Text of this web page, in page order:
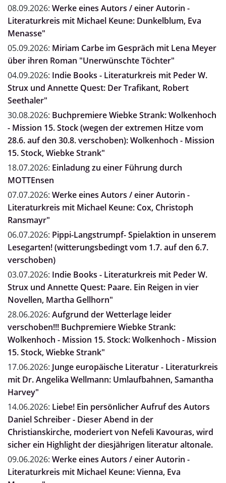
08.09.2026: Werke eines Autors / einer Autorin -
Literaturkreis mit Michael Keune: Dunkelblum, Eva
Menasse"
05.09.2026: Miriam Carbe im Gespräch mit Lena Meyer
über ihren Roman "Unerwünschte Töchter"
04.09.2026: Indie Books - Literaturkreis mit Peder W.
Strux und Annette Quest: Der Trafikant, Robert
Seethaler"
30.08.2026: Buchpremiere Wiebke Strank: Wolkenhoch
- Mission 15. Stock (wegen der extremen Hitze vom
28.6. auf den 30.8. verschoben): Wolkenhoch - Mission
15. Stock, Wiebke Strank"
18.07.2026: Einladung zu einer Führung durch
MOTTEnsen
07.07.2026: Werke eines Autors / einer Autorin -
Literaturkreis mit Michael Keune: Cox, Christoph
Ransmayr"
06.07.2026: Pippi-Langstrumpf- Spielaktion in unserem
Lesegarten! (witterungsbedingt vom 1.7. auf den 6.7.
verschoben)
03.07.2026: Indie Books - Literaturkreis mit Peder W.
Strux und Annette Quest: Paare. Ein Reigen in vier
Novellen, Martha Gellhorn"
28.06.2026: Aufgrund der Wetterlage leider
verschoben!!! Buchpremiere Wiebke Strank:
Wolkenhoch - Mission 15. Stock: Wolkenhoch - Mission
15. Stock, Wiebke Strank"
17.06.2026: Junge europäische Literatur - Literaturkreis
mit Dr. Angelika Wellmann: Umlaufbahnen, Samantha
Harvey"
14.06.2026: Liebe! Ein persönlicher Aufruf des Autors
Daniel Schreiber - Dieser Abend in der
Christianskirche, moderiert von Nefeli Kavouras, wird
sicher ein Highlight der diesjährigen literatur altonale.
09.06.2026: Werke eines Autors / einer Autorin -
Literaturkreis mit Michael Keune: Vienna, Eva